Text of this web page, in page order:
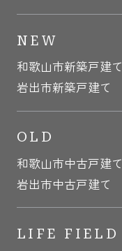
NEW
和歌山市新築戸建て
岩出市新築戸建て
OLD
和歌山市中古戸建て
岩出市中古戸建て
LIFE FIELD